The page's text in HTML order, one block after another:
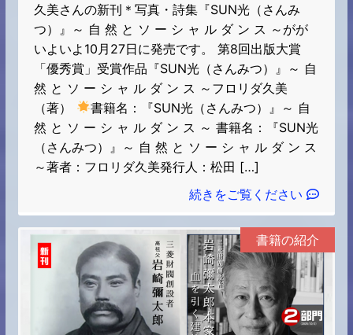
久美さんの新刊＊写真・詩集『SUN光（さんみ
つ）』～ 自 然 と ソ ー シ ャ ル ダ ン ス ～がが
いよいよ10月27日に発売です。 第8回出版大賞
「優秀賞」受賞作品『SUN光（さんみつ）』～ 自
然 と ソ ー シ ャ ル ダ ン ス ～フロリダ久美
（著）
書籍名：『SUN光（さんみつ）』～ 自
然 と ソ ー シ ャ ル ダ ン ス ～ 書籍名：『SUN光
（さんみつ）』～ 自 然 と ソ ー シ ャ ル ダ ン ス
～著者：フロリダ久美発行人：松田 […]
続きをご覧ください
書籍の紹介